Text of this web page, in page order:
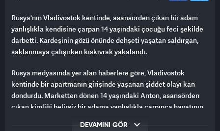
Rusya'nın Vladivostok kentinde, asansörden çıkan bir adam
yanlışlıkla kendisine çarpan 14 yaşındaki çocuğu feci şekilde
darbetti. Kardeşinin gözü önünde dehşeti yaşatan saldırgan,
saklanmaya çalışırken kıskıvrak yakalandı.
Rusya medyasında yer alan haberlere göre, Vladivostok
kentinde bir apartmanın girişinde yaşanan şiddet olayı kan
dondurdu. Marketten dönen 14 yaşındaki Anton, asansörden
çıkan kimliği belirsiz bir adama yanlışlıkla çarpınca hayatının
DEVAMINI GÖR